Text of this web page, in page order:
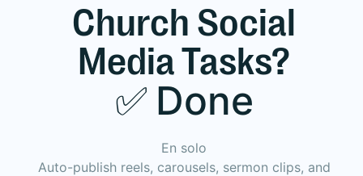
Church Social
Media Tasks?
✅ Done
En solo
Auto-publish reels, carousels, sermon clips, and